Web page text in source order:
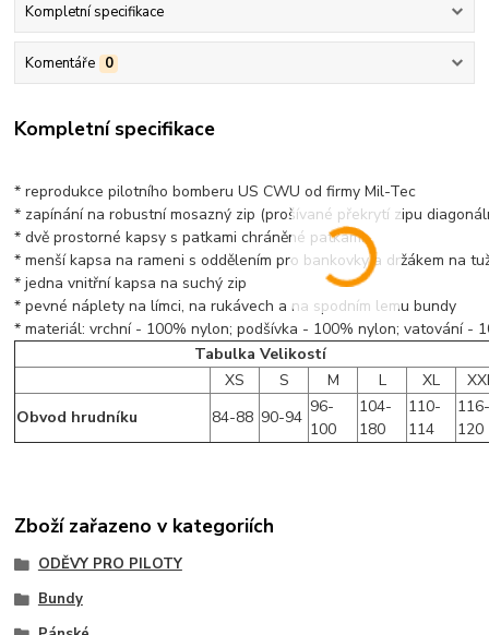
Kompletní specifikace
Komentáře 0
Kompletní specifikace
* reprodukce pilotního bomberu US CWU od firmy Mil-Tec
* zapínání na robustní mosazný zip (prošívané překrytí zipu
* dvě prostorné kapsy s patkami chráněné patkami
* menší kapsa na rameni s oddělením pro bankovky a držákem na
* jedna vnitřní kapsa na suchý zip
* pevné náplety na límci, na rukávech a na spodním lemu bundy
* materiál: vrchní - 100% nylon; podšívka - 100% nylon; vatování -
Tabulka Velikostí
XS
S M L XL
Obvod hrudníku
84-88 90-94
96-
100
104-
180
110-
114
120
Zboží zařazeno v kategoriích
ODĚVY PRO PILOTY
Bundy